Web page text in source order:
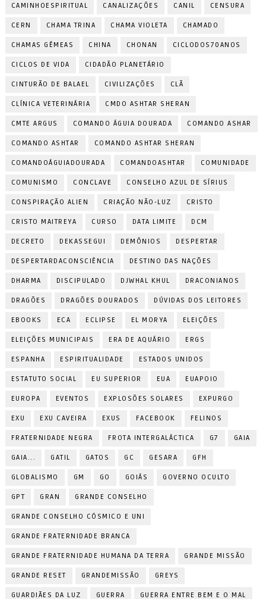
CAMINHOESPIRITUAL CANALIZAÇÕES CANIL CENSURA
CERN CHAMA TRINA CHAMA VIOLETA CHAMADO
CHAMAS GÊMEAS CHINA CHONAN CICLODOS70ANOS
CICLOS DE VIDA CIDADÃO PLANETÁRIO
CINTURÃO DE BALAEL CIVILIZAÇÕES CLÃ
CLÍNICA VETERINÁRIA CMDO ASHTAR SHERAN
CMTE ARGUS COMANDO ÁGUIA DOURADA COMANDO ASHAR
COMANDO ASHTAR COMANDO ASHTAR SHERAN
COMANDOÁGUIADOURADA COMANDOASHTAR COMUNIDADE
COMUNISMO CONCLAVE CONSELHO AZUL DE SÍRIUS
CONSPIRAÇÃO ALIEN CRIAÇÃO NÃO-LUZ CRISTO
CRISTO MAITREYA CURSO DATA LIMITE DCM
DECRETO DEKASSEGUI DEMÔNIOS DESPERTAR
DESPERTARDACONSCIÊNCIA DESTINO DAS NAÇÕES
DHARMA DISCIPULADO DJWHAL KHUL DRACONIANOS
DRAGÕES DRAGÕES DOURADOS DÚVIDAS DOS LEITORES
EBOOKS ECA ECLIPSE EL MORYA ELEIÇÕES
ELEIÇÕES MUNICIPAIS ERA DE AQUÁRIO ERGS
ESPANHA ESPIRITUALIDADE ESTADOS UNIDOS
ESTATUTO SOCIAL EU SUPERIOR EUA EUAPOIO
EUROPA EVENTOS EXPLOSÕES SOLARES EXPURGO
EXU EXU CAVEIRA EXUS FACEBOOK FELINOS
FRATERNIDADE NEGRA FROTA INTERGALÁCTICA G7 GAIA
GAIA... GATIL GATOS GC GESARA GFH
GLOBALISMO GM GO GOIÁS GOVERNO OCULTO
GPT GRAN GRANDE CONSELHO
GRANDE CONSELHO CÓSMICO E UNI
GRANDE FRATERNIDADE BRANCA
GRANDE FRATERNIDADE HUMANA DA TERRA GRANDE MISSÃO
GRANDE RESET GRANDEMISSÃO GREYS
GUARDIÃES DA LUZ GUERRA GUERRA ENTRE BEM E O MAL